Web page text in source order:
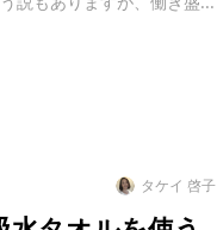
タケイ 啓子